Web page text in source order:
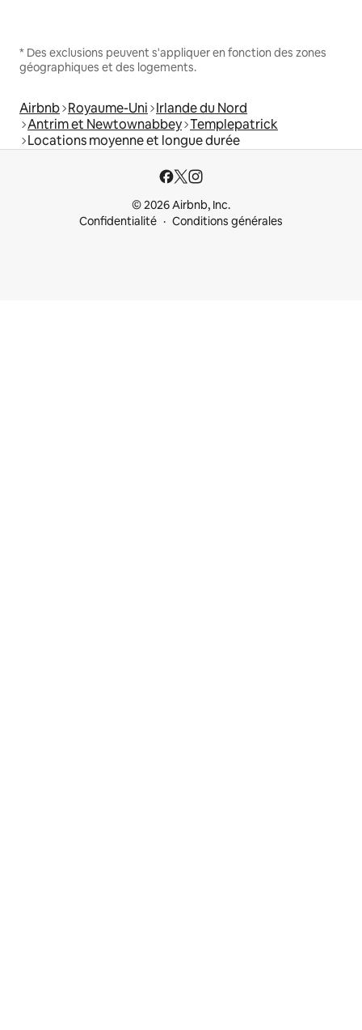
* Des exclusions peuvent s'appliquer en fonction des zones
géographiques et des logements.
Airbnb Royaume-Uni Irlande du Nord
Antrim et Newtownabbey Templepatrick
Locations moyenne et longue durée
© 2026 Airbnb, Inc.
Confidentialité
Conditions générales